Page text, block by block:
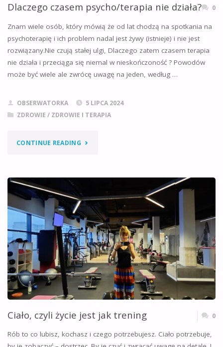
Dlaczego czasem psycho/terapia nie działa? 0
Znam wiele osób, który mówią że od lat chodzą na spotkania na
psychoterapię i ich problem nadal jest żywy (istnieje) i nie jest
rozwiązany.Nie czują stałej ulgi, Dlaczego zatem czasem terapia
nie działa i przeciąga się niemal w nieskończoność ? Powodów
może być wiele ale zwrócę uwagę na jeden, według …
OBSERWATORKA
5 LIPCA 2024
ZDROWIE / ZDROWIE I TERAPIA
CONTINUE READING"DLACZEGO
NIE
DZIAŁA?"
Ciało, czyli życie jest jak trening 0
Rób to co lubisz, kochasz i czego potrzebujesz. Ciało potrzebuje,